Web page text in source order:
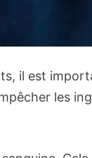
il est
les